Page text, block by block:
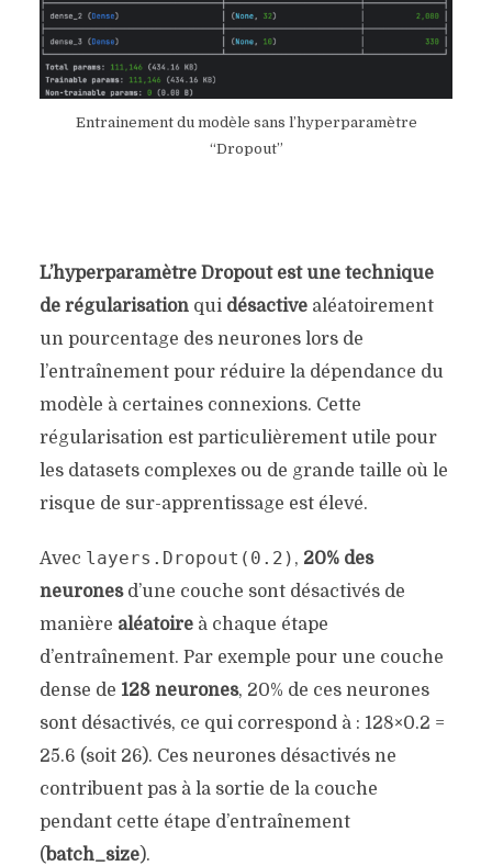
Entrainement du modèle sans l’hyperparamètre
“Dropout”
L’hyperparamètre Dropout est une technique
de régularisation qui désactivealéatoirement
un pourcentage des neurones lors de
l’entraînement pour réduire la dépendance du
modèle à certaines connexions. Cette
régularisation est particulièrement utile pour
les datasets complexes ou de grande taille où le
risque de sur-apprentissage est élevé.
Avec layers.Dropout(0.2) , 20% des
neuronesd’une couche sont désactivés de
manière aléatoireà chaque étape
d’entraînement. Par exemple pour une couche
dense de 128 neurones, 20% de ces neurones
sont désactivés, ce qui correspond à : 128×0.2 =
25.6 (soit 26). Ces neurones désactivés ne
contribuent pas à la sortie de la couche
pendant cette étape d’entraînement
( batch_size).